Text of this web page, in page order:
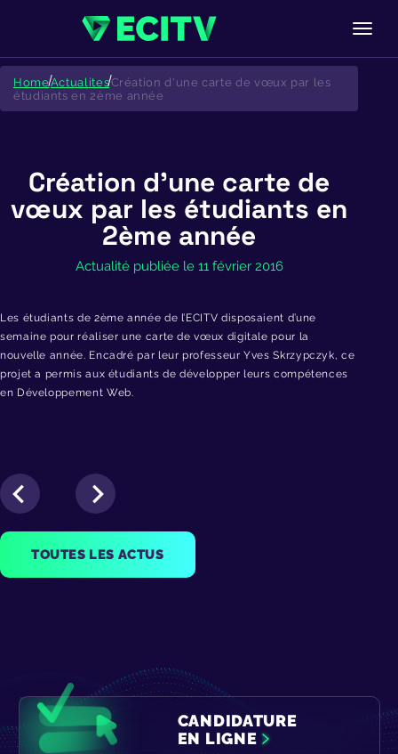
Skip
content
HomeActualitesCréation d'une carte de vœux par les
étudiants en 2ème année
Création d’une carte de
vœux par les étudiants en
2ème année
Actualité publiée le 11 février 2016
Les étudiants de 2ème année de l’ECITV disposaient d’une
semaine pour réaliser une carte de vœux digitale pour la
nouvelle année. Encadré par leur professeur Yves Skrzypczyk, ce
projet a permis aux étudiants de développer leurs compétences
en Développement Web.
TOUTES LES ACTUS
CANDIDATURE
EN LIGNE